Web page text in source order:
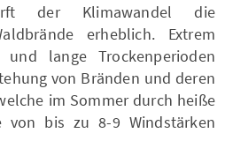
der Klimawandel die
erheblich. Extrem
und lange Trockenperioden
von Bränden und deren
im Sommer durch heiße
von bis zu 8-9 Windstärken